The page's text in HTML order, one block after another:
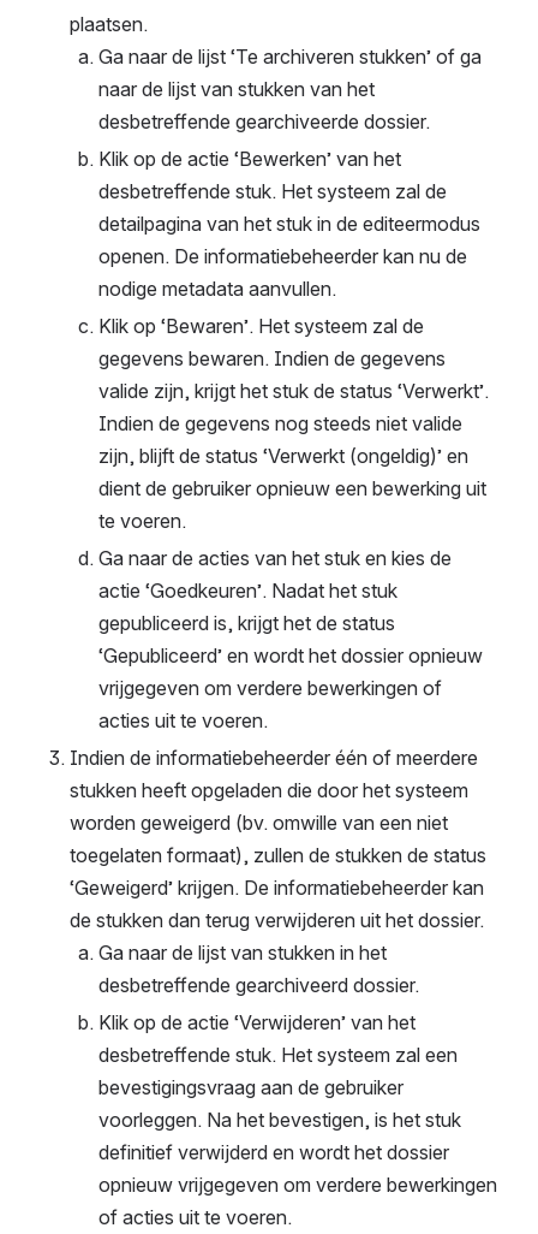
plaatsen.
Ga naar de lijst ‘Te archiveren stukken’ of ga
naar de lijst van stukken van het
desbetreffende gearchiveerde dossier.
Klik op de actie ‘Bewerken’ van het
desbetreffende stuk. Het systeem zal de
detailpagina van het stuk in de editeermodus
openen. De informatiebeheerder kan nu de
nodige metadata aanvullen.
Klik op ‘Bewaren’. Het systeem zal de
gegevens bewaren. Indien de gegevens
valide zijn, krijgt het stuk de status ‘Verwerkt’.
Indien de gegevens nog steeds niet valide
zijn, blijft de status ‘Verwerkt (ongeldig)’ en
dient de gebruiker opnieuw een bewerking uit
te voeren.
Ga naar de acties van het stuk en kies de
actie ‘Goedkeuren’. Nadat het stuk
gepubliceerd is, krijgt het de status
‘Gepubliceerd’ en wordt het dossier opnieuw
vrijgegeven om verdere bewerkingen of
acties uit te voeren.
Indien de informatiebeheerder één of meerdere
stukken heeft opgeladen die door het systeem
worden geweigerd (bv. omwille van een niet
toegelaten formaat), zullen de stukken de status
‘Geweigerd’ krijgen. De informatiebeheerder kan
de stukken dan terug verwijderen uit het dossier.
Ga naar de lijst van stukken in het
desbetreffende gearchiveerd dossier.
Klik op de actie ‘Verwijderen’ van het
desbetreffende stuk. Het systeem zal een
bevestigingsvraag aan de gebruiker
voorleggen. Na het bevestigen, is het stuk
definitief verwijderd en wordt het dossier
opnieuw vrijgegeven om verdere bewerkingen
of acties uit te voeren.